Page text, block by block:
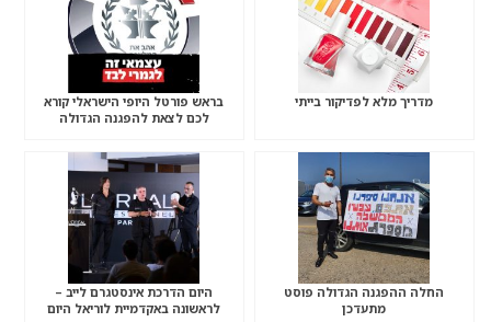
מדריך מלא לפדיקור בייתי
בראש פורטל היופי הישראלי קורא
לכם לצאת להפגנה הגדולה
החלה ההפגנה הגדולה פוסט
מתעדכן
היום הדרכת אינסטגרם לייב –
לראשונה באקדמיית לוריאל היום